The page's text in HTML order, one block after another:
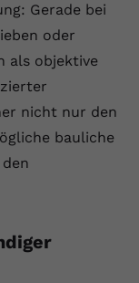
Gerade bei
oder
als objektive
nicht nur den
bauliche